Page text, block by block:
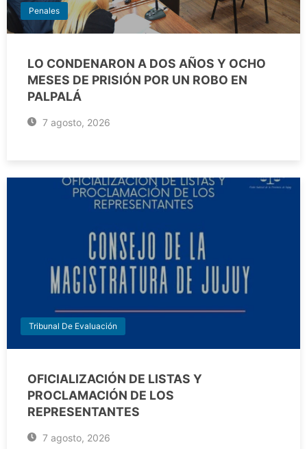
Penales
LO CONDENARON A DOS AÑOS Y OCHO
MESES DE PRISIÓN POR UN ROBO EN
PALPALÁ
7 agosto, 2026
Tribunal De Evaluación
OFICIALIZACIÓN DE LISTAS Y
PROCLAMACIÓN DE LOS
REPRESENTANTES
7 agosto, 2026